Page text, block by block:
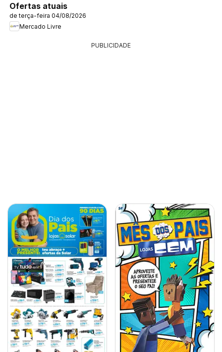
Ofertas atuais
de terça-feira 04/08/2026
Mercado Livre
PUBLICIDADE